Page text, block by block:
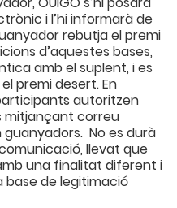
i l’hi informarà de
rebutja el premi
d’aquestes bases,
amb el suplent, i es
premi desert. En
autoritzen
mitjançant correu
No es durà
llevat que
una finalitat diferent i
base de legitimació